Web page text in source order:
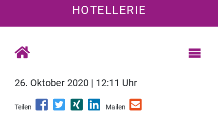
HOTELLERIE
26. Oktober 2020 | 12:11 Uhr
Teilen Mailen